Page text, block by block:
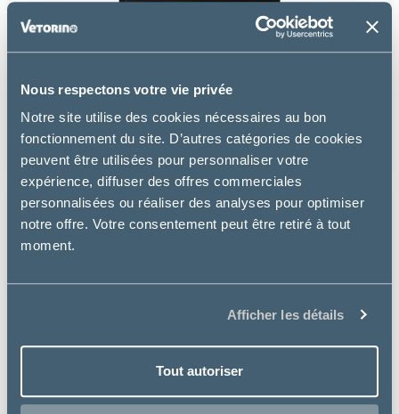
Nous respectons votre vie privée
Notre site utilise des cookies nécessaires au bon
fonctionnement du site. D’autres catégories de cookies
peuvent être utilisées pour personnaliser votre
expérience, diffuser des offres commerciales
personnalisées ou réaliser des analyses pour optimiser
notre offre. Votre consentement peut être retiré à tout
moment.
Afficher les détails
Tout autoriser
Purina Pro Plan
CHAT OM OBESITY MANAGEMENT
22.99€